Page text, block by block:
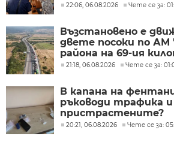
22:06, 06.08.2026 Чете се за:
Възстановено е
двете посоки по АМ
района на 69-ия
21:18, 06.08.2026 Чете се за:
В капана на
ръководи трафика и
пристрастените?
20:21, 06.08.2026 Чете се за: